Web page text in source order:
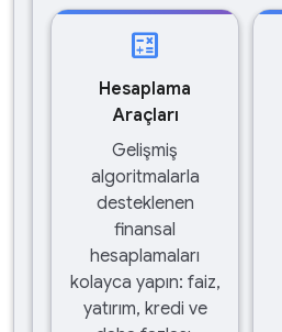
calculate
Hesaplama
Araçları
Gelişmiş
algoritmalarla
desteklenen
finansal
hesaplamaları
kolayca yapın: faiz,
yatırım, kredi ve